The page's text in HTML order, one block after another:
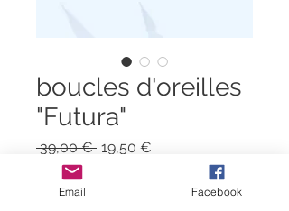
boucles d'oreilles
"Futura"
39,00 € Prix
19,50 €
promotionnel
Quantité
Email Facebook